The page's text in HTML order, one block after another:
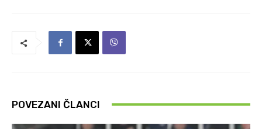
POVEZANI ČLANCI